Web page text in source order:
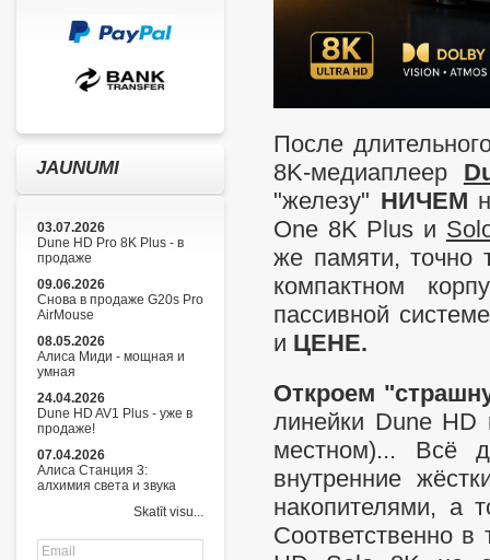
JAUNUMI
03.07.2026
Dune HD Pro 8K Plus - в
продаже
09.06.2026
Снова в продаже G20s Pro
AirMouse
08.05.2026
Алиса Миди - мощная и
умная
24.04.2026
Dune HD AV1 Plus - уже в
продаже!
07.04.2026
Алиса Станция 3:
алхимия света и звука
Skatīt visu...
После
8K-медиаплеер
"железу" НИЧЕМ
One 8K Plus и
же памяти, точно
компактном
пассивной
и ЦЕНЕ.
Откроем
линейки Dune
местном)... Всё
внутренние
накопителями, а
Соответственно